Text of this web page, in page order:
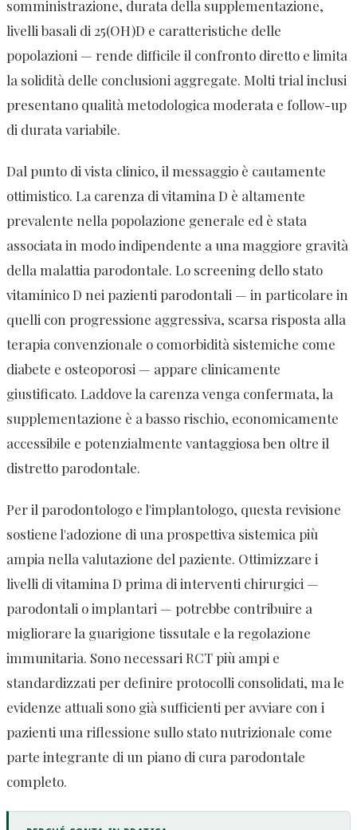
somministrazione, durata della supplementazione,
livelli basali di 25(OH)D e caratteristiche delle
popolazioni — rende difficile il confronto diretto e limita
la solidità delle conclusioni aggregate. Molti trial inclusi
presentano qualità metodologica moderata e follow-up
di durata variabile.
Dal punto di vista clinico, il messaggio è cautamente
ottimistico. La carenza di vitamina D è altamente
prevalente nella popolazione generale ed è stata
associata in modo indipendente a una maggiore gravità
della malattia parodontale. Lo screening dello stato
vitaminico D nei pazienti parodontali — in particolare in
quelli con progressione aggressiva, scarsa risposta alla
terapia convenzionale o comorbidità sistemiche come
diabete e osteoporosi — appare clinicamente
giustificato. Laddove la carenza venga confermata, la
supplementazione è a basso rischio, economicamente
accessibile e potenzialmente vantaggiosa ben oltre il
distretto parodontale.
Per il parodontologo e l'implantologo, questa revisione
sostiene l'adozione di una prospettiva sistemica più
ampia nella valutazione del paziente. Ottimizzare i
livelli di vitamina D prima di interventi chirurgici —
parodontali o implantari — potrebbe contribuire a
migliorare la guarigione tissutale e la regolazione
immunitaria. Sono necessari RCT più ampi e
standardizzati per definire protocolli consolidati, ma le
evidenze attuali sono già sufficienti per avviare con i
pazienti una riflessione sullo stato nutrizionale come
parte integrante di un piano di cura parodontale
completo.